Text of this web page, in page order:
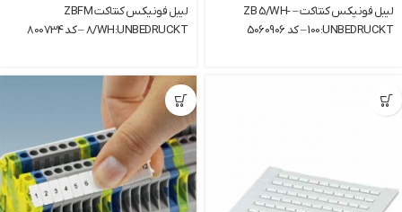
لیبل فونیکس کنتاکت – ZB 5/WH-
100:UNBEDRUCKT – کد 5060906
لیبل فونیکس کنتاکت ZBFM
8/WH:UNBEDRUCKT – کد 800734